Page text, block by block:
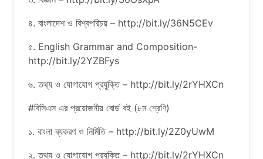
৪. বাংলাদেশ ও বিশ্বপরিচয় – http://bit.ly/36N5CEv
৫. English Grammar and Composition-
http://bit.ly/2YZBFys
৬. তথ্য ও যোগাযোগ প্রযুক্তি – http://bit.ly/2rYHXCn
#বিসিএস এর প্রয়োজনীয় বোর্ড বই (৮ম শ্রেণি)
১. বাংলা ব্যকরণ ও নির্মিতি – http://bit.ly/2Z0yUwM
২. তথ্য ও যোগাযোগ প্রযুক্তি – http://bit.ly/2rYHXCn